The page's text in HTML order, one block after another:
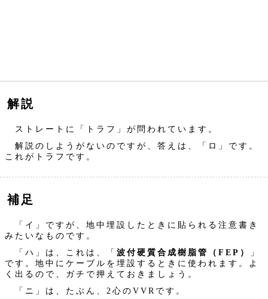
解説
ストレートに「トラフ」が問われています。
解説のしようがないのですが、答えは、「ロ」です。
これがトラフです。
補足
「イ」ですが、地中埋設したときに貼られる注意書き
みたいなものです。
「ハ」は、これは、「 波付硬質合成樹脂管（FEP）
」
です。地中にケーブルを埋設するときに使われます。よ
く出るので、ガチで押えておきましょう。
「ニ」は、たぶん、2心のVVRです。